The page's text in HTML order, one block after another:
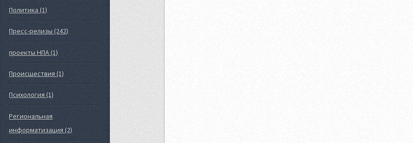
Политика (1)
Пресс-релизы (242)
проекты НПА (1)
Происшествия (1)
Психология (1)
Региональная
информатизация (2)